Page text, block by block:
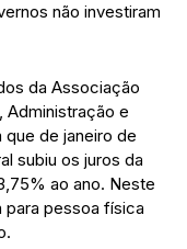
não investiram
da Associação
Administração e
de janeiro de
subiu os juros da
ao ano. Neste
para pessoa física